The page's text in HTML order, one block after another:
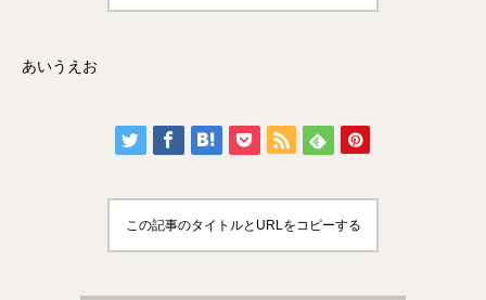
あいうえお
この記事のタイトルとURLをコピーする